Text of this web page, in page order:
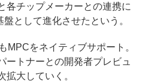
各チップメーカーとの連携に
として進化させたという。
MPCをネイティブサポート。
ートナーとの開発者プレビュ
拡大していく。